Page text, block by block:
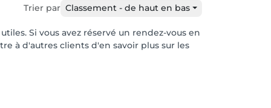
Trier par Classement - de haut en bas
Si vous avez réservé un rendez-vous en
à d'autres clients d'en savoir plus sur les